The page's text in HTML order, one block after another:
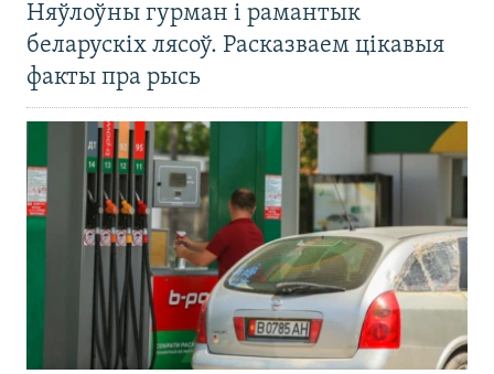
Няўлоўны гурман і рамантык
беларускіх лясоў. Расказваем цікавыя
факты пра рысь